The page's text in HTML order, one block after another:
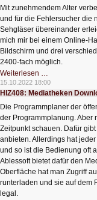
Mit zunehmendem Alter
und für die Fehlersucher die
Sehgläser übereinander
mich mir bei einem Online-
Bildschirm und drei
2400-fach möglich.
Weiterlesen …
Mikroskop
zum
Löten
Basteln
15.10.2022 18:00
HIZ408: Mediatheken
Die Programmplaner der
der Programmplanung. Aber
Zeitpunkt schauen. Dafür
anbieten. Allerdings hat
und so ist die Bedienung oft
Ablessoft bietet dafür den
Oberfläche hat man Zugriff
runterladen und sie auf dem
legal.